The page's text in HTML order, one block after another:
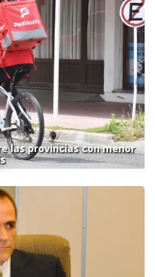
las provincias con menor